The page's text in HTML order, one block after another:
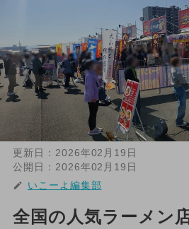
更新日： 2026年02月19日
公開日： 2026年02月19日
いこーよ編集部
全国の人気ラーメン